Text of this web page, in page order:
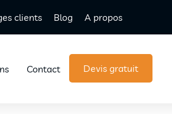
clients Blog A propos
Contact Devis gratuit